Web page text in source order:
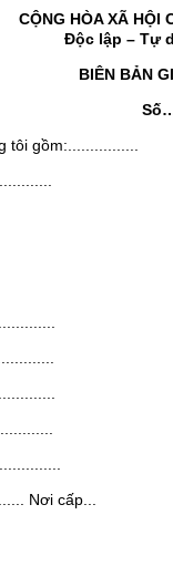
CỘNG HÒA XÃ HỘI
Độc lập – Tự
BIÊN BẢN
gồm:................
Nơi cấp...